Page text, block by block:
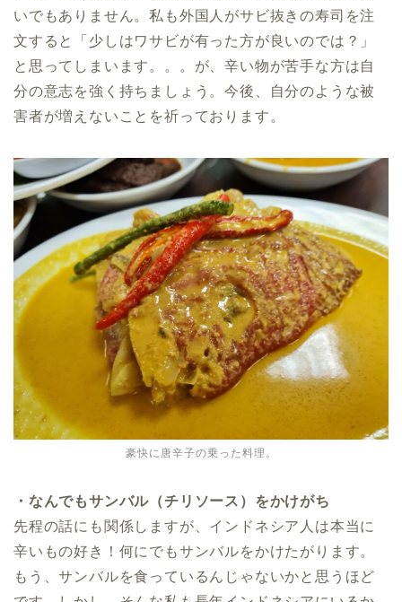
いでもありません。私も外国人がサビ抜きの寿司を注
文すると「少しはワサビが有った方が良いのでは？」
と思ってしまいます。。。が、辛い物が苦手な方は自
分の意志を強く持ちましょう。今後、自分のような被
害者が増えないことを祈っております。
豪快に唐辛子の乗った料理。
・なんでもサンバル（チリソース）をかけがち
先程の話にも関係しますが、インドネシア人は本当に
辛いもの好き！何にでもサンバルをかけたがります。
もう、サンバルを食っているんじゃないかと思うほど